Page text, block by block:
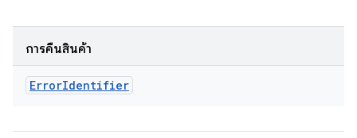
การคืนสินค้า
ErrorIdentifier